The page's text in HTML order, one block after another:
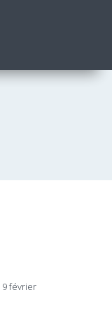
9 février